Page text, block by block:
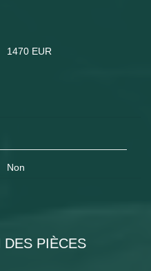
1470 EUR
Non
DES PIÈCES